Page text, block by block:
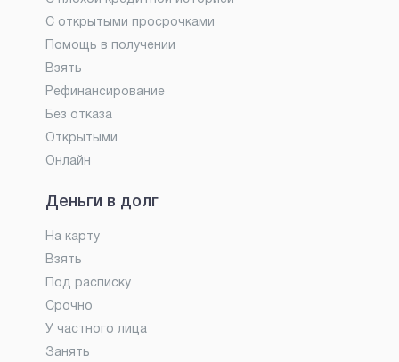
С открытыми просрочками
Помощь в получении
Взять
Рефинансирование
Без отказа
Открытыми
Онлайн
Деньги в долг
На карту
Взять
Под расписку
Срочно
У частного лица
Занять